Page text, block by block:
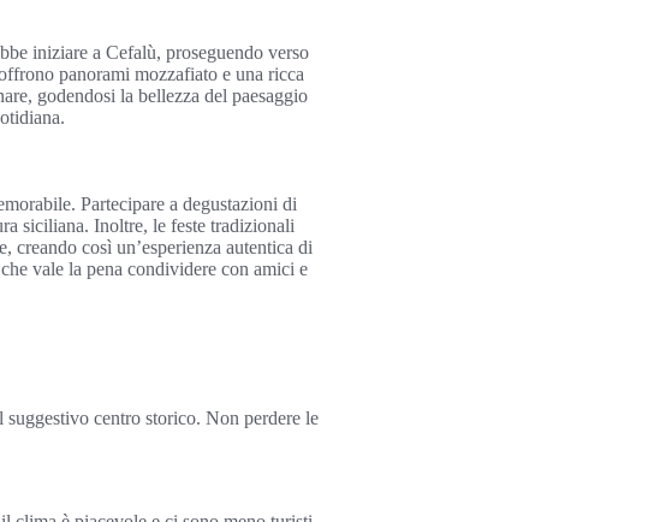
iniziare a Cefalù, proseguendo verso
panorami mozzafiato e una ricca
godendosi la bellezza del paesaggio
Partecipare a degustazioni di
siciliana. Inoltre, le feste tradizionali
creando così un’esperienza autentica di
vale la pena condividere con amici e
centro storico. Non perdere le